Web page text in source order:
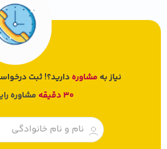
نیاز به مشاوره دارید؟! ثبت
مشاوره